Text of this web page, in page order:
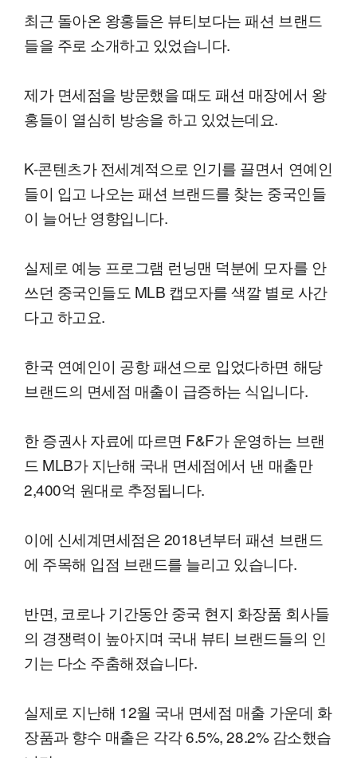
최근 돌아온 왕홍들은 뷰티보다는 패션 브랜드
들을 주로 소개하고 있었습니다.
제가 면세점을 방문했을 때도 패션 매장에서 왕
홍들이 열심히 방송을 하고 있었는데요.
K-콘텐츠가 전세계적으로 인기를 끌면서 연예인
들이 입고 나오는 패션 브랜드를 찾는 중국인들
이 늘어난 영향입니다.
실제로 예능 프로그램 런닝맨 덕분에 모자를 안
쓰던 중국인들도 MLB 캡모자를 색깔 별로 사간
다고 하고요.
한국 연예인이 공항 패션으로 입었다하면 해당
브랜드의 면세점 매출이 급증하는 식입니다.
한 증권사 자료에 따르면 F&F가 운영하는 브랜
드 MLB가 지난해 국내 면세점에서 낸 매출만
2,400억 원대로 추정됩니다.
이에 신세계면세점은 2018년부터 패션 브랜드
에 주목해 입점 브랜드를 늘리고 있습니다.
반면, 코로나 기간동안 중국 현지 화장품 회사들
의 경쟁력이 높아지며 국내 뷰티 브랜드들의 인
기는 다소 주춤해졌습니다.
실제로 지난해 12월 국내 면세점 매출 가운데 화
장품과 향수 매출은 각각 6.5%, 28.2% 감소했습